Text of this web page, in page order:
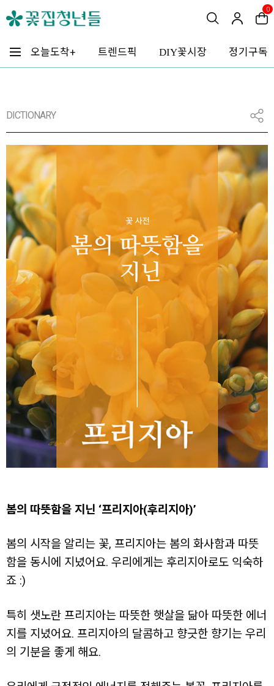
0
오늘도착+ 트렌드픽 DIY꽃시장 정기구독
DICTIONARY
봄의 따뜻함을 지닌 ‘프리지아(후리지아)’
봄의 시작을 알리는 꽃, 프리지아는 봄의 화사함과 따뜻
함을 동시에 지녔어요. 우리에게는 후리지아로도 익숙하
죠 :)
특히 샛노란 프리지아는 따뜻한 햇살을 닮아 따뜻한 에너
지를 지녔어요. 프리지아의 달콤하고 향긋한 향기는 우리
의 기분을 좋게 해요.